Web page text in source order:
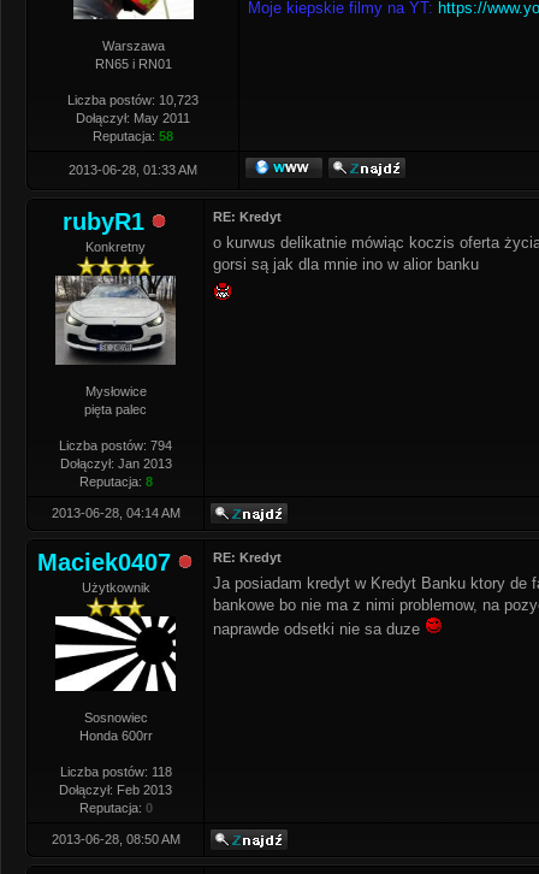
Warszawa
RN65 i RN01
Liczba postów: 10,723
Dołączył: May 2011
Reputacja: 58
Moje kiepskie filmy na YT: https://
2013-06-28, 01:33 AM
rubyR1
Konkretny
Mysłowice
pięta palec
Liczba postów: 794
Dołączył: Jan 2013
Reputacja: 8
RE: Kredyt
o kurwus delikatnie mówiąc koczis oferta
gorsi są jak dla mnie ino w alior banku
2013-06-28, 04:14 AM
Maciek0407
Użytkownik
Sosnowiec
Honda 600rr
Liczba postów: 118
Dołączył: Feb 2013
Reputacja: 0
RE: Kredyt
Ja posiadam kredyt w Kredyt Banku ktory de
bankowe bo nie ma z nimi problemow, na
naprawde odsetki nie sa duze
2013-06-28, 08:50 AM